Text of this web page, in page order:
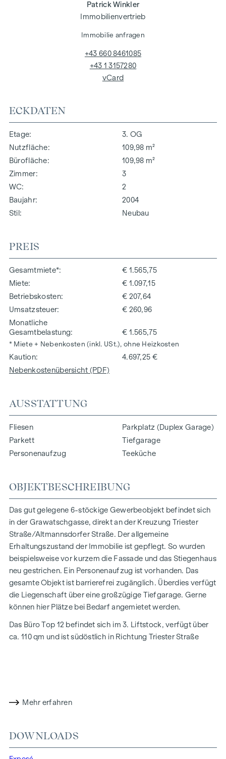
ECKDATEN
Etage
3. OG
Nutzfläche
109,98 m²
Bürofläche
109,98 m²
Zimmer
3
WC
2
Baujahr
2004
Stil
Neubau
PREIS
Gesamtmiete*
€ 1.565,75
Miete
€ 1.097,15
Betriebskosten
€ 207,64
Umsatzsteuer
€ 260,96
Monatliche
Gesamtbelastung
€ 1.565,75
* Miete + Nebenkosten (inkl. USt.), ohne Heizkosten
Kaution
4.697,25 €
Nebenkostenübersicht (PDF)
AUSSTATTUNG
Fliesen
Parkett
Personenaufzug
Parkplatz (Duplex Garage)
Tiefgarage
Teeküche
OBJEKTBESCHREIBUNG
Das gut gelegene 6-stöckige Gewerbeobjekt befindet sich
in der Grawatschgasse, direkt an der Kreuzung Triester
Straße/Altmannsdorfer Straße. Der allgemeine
Erhaltungszustand der Immobilie ist gepflegt. So wurden
beispielsweise vor kurzem die Fassade und das Stiegenhaus
neu gestrichen. Ein Personenaufzug ist vorhanden. Das
gesamte Objekt ist barrierefrei zugänglich. Überdies verfügt
die Liegenschaft über eine großzügige Tiefgarage. Gerne
können hier Plätze bei Bedarf angemietet werden.
Das Büro Top 12 befindet sich im 3. Liftstock, verfügt über
ca. 110 qm und ist südöstlich in Richtung Triester Straße
der Archivraum
Mehr erfahren
DOWNLOADS
Patrick Winkler
Immobilienvertrieb
Immobilie anfragen
+43 660 8461085
+43 1 3157280
vCard